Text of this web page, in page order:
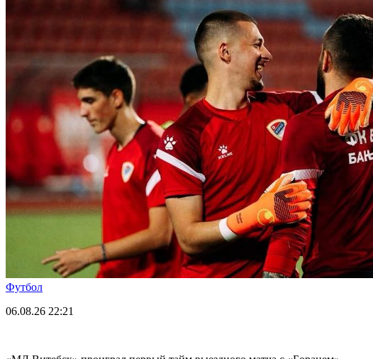
Футбол
06.08.26 22:21